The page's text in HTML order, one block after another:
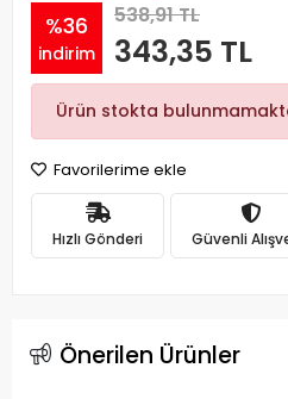
%36
indirim
538,91 TL
343,35 TL
Ürün stokta
Favorilerime ekle
Hızlı Gönderi Güvenli
Önerilen Ürünler